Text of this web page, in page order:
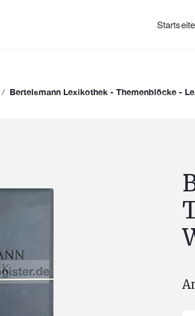
Startseite
/ Bertelsmann Lexikothek - Themenblöcke -